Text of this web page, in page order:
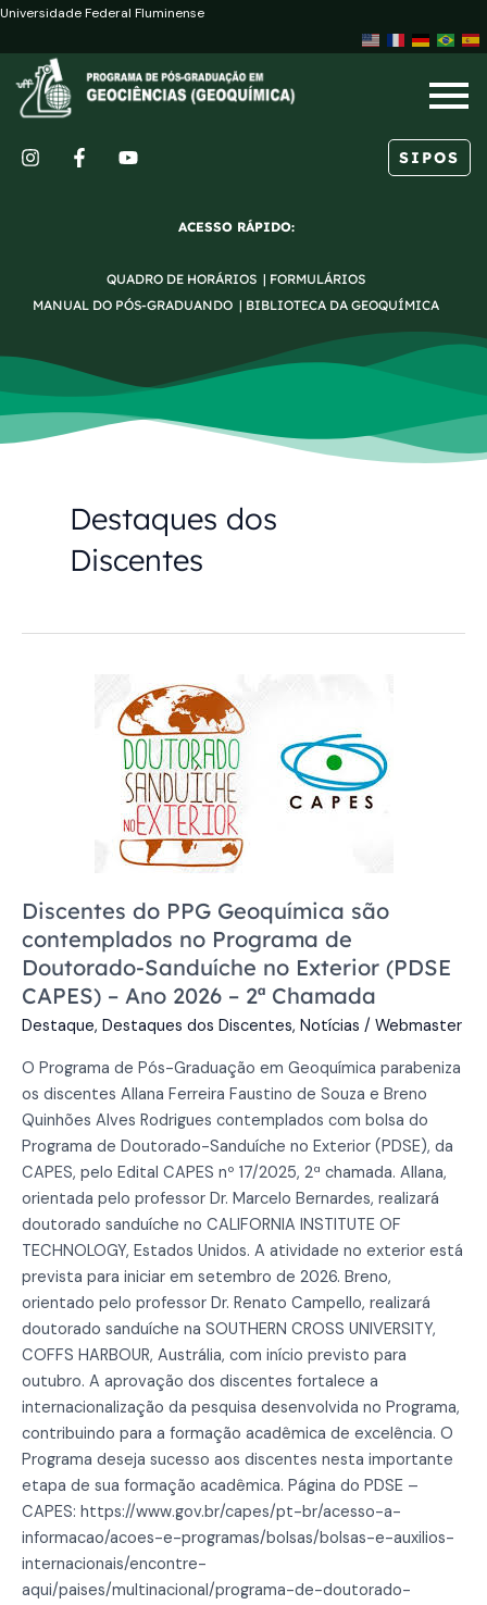
Ir
conteúdo
Universidade Federal Fluminense
SIPOS
r o
f
u
b
e
ACESSO RÁPIDO:
QUADRO DE HORÁRIOS | FORMULÁRIOS
MANUAL DO PÓS-GRADUANDO | BIBLIOTECA DA GEOQUÍMICA
Destaques dos
Discentes
Discentes do PPG Geoquímica são
contemplados no Programa de
Doutorado-Sanduíche no Exterior (PDSE
CAPES) – Ano 2026 – 2ª Chamada
Destaque, Destaques dos Discentes, Notícias / Webmaster
O Programa de Pós-Graduação em Geoquímica parabeniza
os discentes Allana Ferreira Faustino de Souza e Breno
Quinhões Alves Rodrigues contemplados com bolsa do
Programa de Doutorado-Sanduíche no Exterior (PDSE), da
CAPES, pelo Edital CAPES nº 17/2025, 2ª chamada. Allana,
orientada pelo professor Dr. Marcelo Bernardes, realizará
doutorado sanduíche no CALIFORNIA INSTITUTE OF
TECHNOLOGY, Estados Unidos. A atividade no exterior está
prevista para iniciar em setembro de 2026. Breno,
orientado pelo professor Dr. Renato Campello, realizará
doutorado sanduíche na SOUTHERN CROSS UNIVERSITY,
COFFS HARBOUR, Austrália, com início previsto para
outubro. A aprovação dos discentes fortalece a
internacionalização da pesquisa desenvolvida no Programa,
contribuindo para a formação acadêmica de excelência. O
Programa deseja sucesso aos discentes nesta importante
etapa de sua formação acadêmica. Página do PDSE –
CAPES: https://www.gov.br/capes/pt-br/acesso-a-
informacao/acoes-e-programas/bolsas/bolsas-e-auxilios-
internacionais/encontre-
aqui/paises/multinacional/programa-de-doutorado-
contemplados
Doutorado-
Sanduíche
no
Exterior
(PDSE
–
Ano
2026
–
2ª
Chamada
Paginação
post